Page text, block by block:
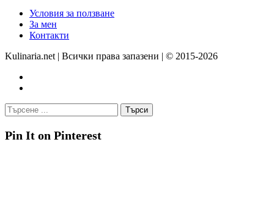
Условия за ползване
За мен
Контакти
Kulinaria.net | Всички права запазени | © 2015-2026
Pin It on Pinterest